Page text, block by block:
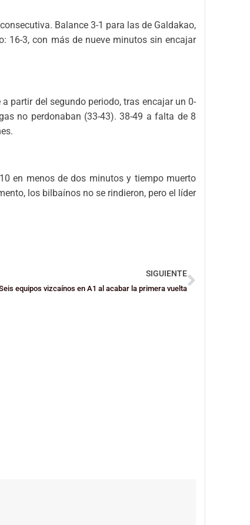
Balance 3-1 para las de Galdakao,
16-3, con más de nueve minutos sin encajar
partir del segundo periodo, tras encajar un 0-
no perdonaban (33-43). 38-49 a falta de 8
en menos de dos minutos y tiempo muerto
los bilbaínos no se rindieron, pero el líder
SIGUIENTE
equipos vizcaínos en A1 al acabar la primera vuelta